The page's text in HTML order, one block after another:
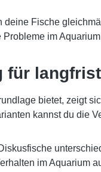
Fische
im
für
bietet, zeigt
kannst du die
im Aquarium